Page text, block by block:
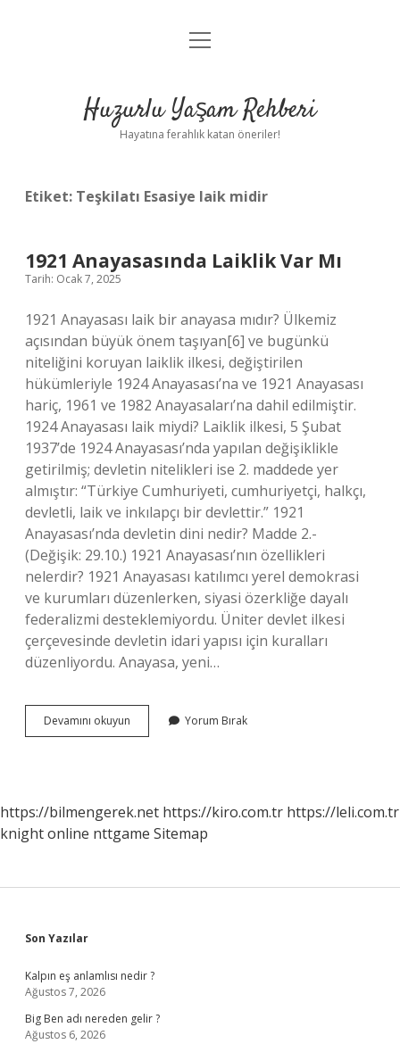
Anasayfa
Yasal Uyarı
menüyü
Huzurlu Yaşam Rehberi
Hayatına ferahlık katan öneriler!
Etiket: Teşkilatı Esasiye laik midir
1921 Anayasasında Laiklik Var Mı
Tarih: Ocak 7, 2025
1921 Anayasası laik bir anayasa mıdır? Ülkemiz
açısından büyük önem taşıyan[6] ve bugünkü
niteliğini koruyan laiklik ilkesi, değiştirilen
hükümleriyle 1924 Anayasası’na ve 1921 Anayasası
hariç, 1961 ve 1982 Anayasaları’na dahil edilmiştir.
1924 Anayasası laik miydi? Laiklik ilkesi, 5 Şubat
1937’de 1924 Anayasası’nda yapılan değişiklikle
getirilmiş; devletin nitelikleri ise 2. maddede yer
almıştır: “Türkiye Cumhuriyeti, cumhuriyetçi, halkçı,
devletli, laik ve inkılapçı bir devlettir.” 1921
Anayasası’nda devletin dini nedir? Madde 2.-
(Değişik: 29.10.) 1921 Anayasası’nın özellikleri
nelerdir? 1921 Anayasası katılımcı yerel demokrasi
ve kurumları düzenlerken, siyasi özerkliğe dayalı
federalizmi desteklemiyordu. Üniter devlet ilkesi
çerçevesinde devletin idari yapısı için kuralları
düzenliyordu. Anayasa, yeni…
Devamını okuyun
Anayasasında
Yorum Bırak
https://bilmengerek.net https://kiro.com.tr https://leli.com.tr
knight online nttgame Sitemap
Sidebar
Son Yazılar
Kalpın eş anlamlısı nedir ?
Ağustos 7, 2026
Big Ben adı nereden gelir ?
Ağustos 6, 2026